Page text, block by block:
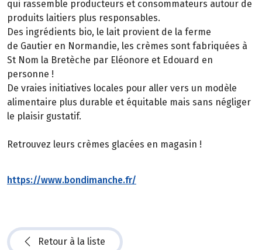
qui rassemble producteurs et consommateurs autour de
produits laitiers plus responsables.
Des ingrédients bio, le lait provient de la ferme
de Gautier en Normandie, les crèmes sont fabriquées à
St Nom la Bretèche par Eléonore et Edouard en
personne !
De vraies initiatives locales pour aller vers un modèle
alimentaire plus durable et équitable mais sans négliger
le plaisir gustatif.
Retrouvez leurs crèmes glacées en magasin !
https://www.bondimanche.fr/
Retour à la liste